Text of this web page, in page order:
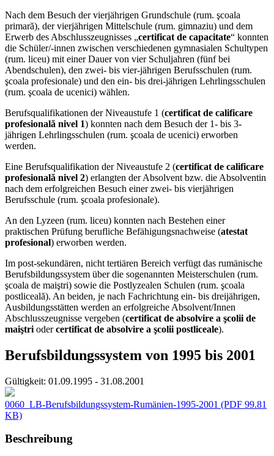
Nach dem Besuch der vierjährigen Grundschule (rum. şcoala
primară), der vierjährigen Mittelschule (rum. gimnaziu) und dem
Erwerb des Abschlusszeugnisses „certificat de capacitate“ konnten
die Schüler/-innen zwischen verschiedenen gymnasialen Schultypen
(rum. liceu) mit einer Dauer von vier Schuljahren (fünf bei
Abendschulen), den zwei- bis vier-jährigen Berufsschulen (rum.
şcoala profesionale) und den ein- bis drei-jährigen Lehrlingsschulen
(rum. şcoala de ucenici) wählen.
Berufsqualifikationen der Niveaustufe 1 (certificat de calificare
profesională nivel 1) konnten nach dem Besuch der 1- bis 3-
jährigen Lehrlingsschulen (rum. şcoala de ucenici) erworben
werden.
Eine Berufsqualifikation der Niveaustufe 2 (certificat de calificare
profesională nivel 2) erlangten der Absolvent bzw. die Absolventin
nach dem erfolgreichen Besuch einer zwei- bis vierjährigen
Berufsschule (rum. şcoala profesionale).
An den Lyzeen (rum. liceu) konnten nach Bestehen einer
praktischen Prüfung berufliche Befähigungsnachweise (atestat
profesional) erworben werden.
Im post-sekundären, nicht tertiären Bereich verfügt das rumänische
Berufsbildungssystem über die sogenannten Meisterschulen (rum.
şcoala de maiştri) sowie die Postlyzealen Schulen (rum. şcoala
postliceală). An beiden, je nach Fachrichtung ein- bis dreijährigen,
Ausbildungsstätten werden an erfolgreiche Absolvent/Innen
Abschlusszeugnisse vergeben (certificat de absolvire a şcolii de
maiştri odercertificat de absolvire a şcolii postliceale).
Berufsbildungssystem von 1995 bis 2001
Gültigkeit: 01.09.1995 - 31.08.2001
0060_LB-Berufsbildungssystem-Rumänien-1995-2001 (PDF 99.81
KB)
Beschreibung